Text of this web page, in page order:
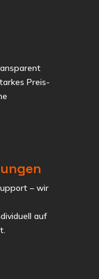
Preis-
– wir
auf